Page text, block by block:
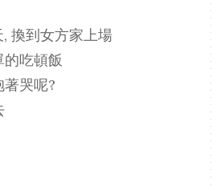
換到女方家上場
吃頓飯
哭呢?